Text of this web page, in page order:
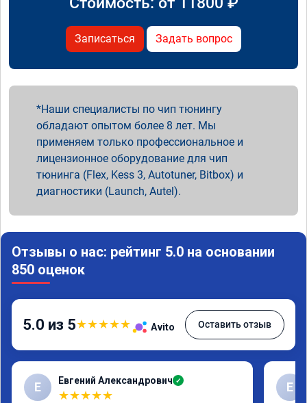
Записаться Задать вопрос
Наши специалисты по чип тюнингу
обладают опытом более 8 лет. Мы
применяем только профессиональное и
лицензионное оборудование для чип
тюнинга (Flex, Kess 3, Autotuner, Bitbox) и
диагностики (Launch, Autel).
Отзывы о нас: рейтинг 5.0 на основании
850 оценок
5.0 из 5★★★★★ Avito Оставить отзыв
Е Евгений Александрович ✓
★★★★★
Е